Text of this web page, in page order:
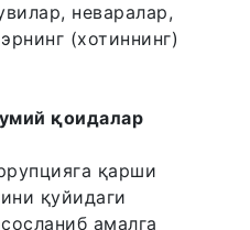
неваралар,
(хотиннинг)
қоидалар
қарши
қуйидаги
амалга